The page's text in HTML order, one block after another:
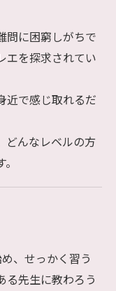
問に困窮しがちで
エを探求されてい
近で感じ取れるだ
どんなレベルの方
、せっかく習う
る先生に教わろう